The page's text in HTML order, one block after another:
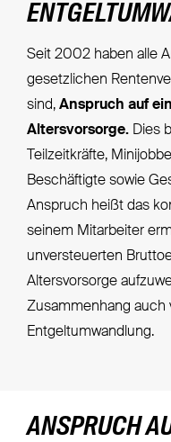
Seit 2002 haben alle
gesetzlichen
sind, Anspruch auf
Altersvorsorge.Dies
Teilzeitkräfte,
Beschäftigte sowie
Anspruch heißt das
seinem Mitarbeiter
unversteuerten
Altersvorsorge
Zusammenhang auch
Entgeltumwandlung.
ANSPRUCH